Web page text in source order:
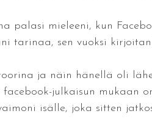
palasi mieleeni, kun
tarinaa, sen vuoksi
ja näin hänellä oli
julkaisun mukaan
isälle, joka sitten